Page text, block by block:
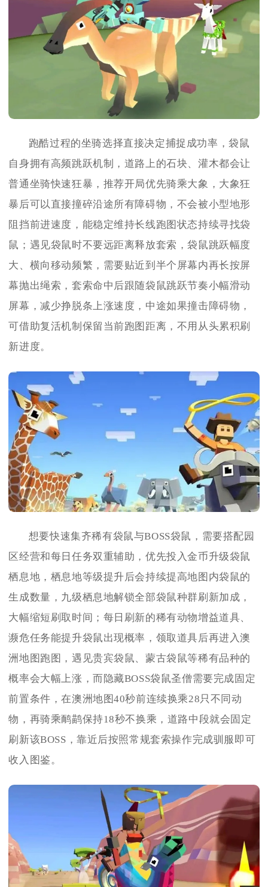
跑酷过程的坐骑选择直接决定捕捉成功率，袋鼠
自身拥有高频跳跃机制，道路上的石块、灌木都会让
普通坐骑快速狂暴，推荐开局优先骑乘大象，大象狂
暴后可以直接撞碎沿途所有障碍物，不会被小型地形
阻挡前进速度，能稳定维持长线跑图状态持续寻找袋
鼠；遇见袋鼠时不要远距离释放套索，袋鼠跳跃幅度
大、横向移动频繁，需要贴近到半个屏幕内再长按屏
幕抛出绳索，套索命中后跟随袋鼠跳跃节奏小幅滑动
屏幕，减少挣脱条上涨速度，中途如果撞击障碍物，
可借助复活机制保留当前跑图距离，不用从头累积刷
新进度。
想要快速集齐稀有袋鼠与BOSS袋鼠，需要搭配园
区经营和每日任务双重辅助，优先投入金币升级袋鼠
栖息地，栖息地等级提升后会持续提高地图内袋鼠的
生成数量，九级栖息地解锁全部袋鼠种群刷新加成，
大幅缩短刷取时间；每日刷新的稀有动物增益道具、
濒危任务能提升袋鼠出现概率，领取道具后再进入澳
洲地图跑图，遇见贵宾袋鼠、蒙古袋鼠等稀有品种的
概率会大幅上涨，而隐藏BOSS袋鼠圣僧需要完成固定
前置条件，在澳洲地图40秒前连续换乘28只不同动
物，再骑乘鸸鹋保持18秒不换乘，道路中段就会固定
刷新该BOSS，靠近后按照常规套索操作完成驯服即可
收入图鉴。